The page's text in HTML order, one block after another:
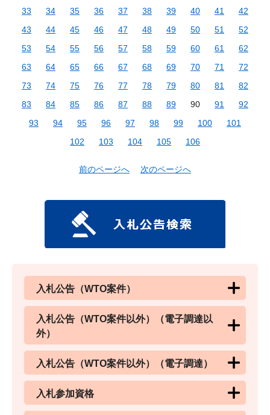
33
34 35 36 37 38 39 40 41
42
43
44 45 46 47 48 49 50 51
52
53
54 55 56 57 58 59 60 61
62
63
64 65 66 67 68 69 70 71
72
73
74 75 76 77 78 79 80 81
82
83
84 85 86 87 88 89 90 91
92
93
94 95 96 97 98 99 100
101
102
103 104 105 106
前のページへ 次のページへ
入札公告（WTO案件）
入札公告（WTO案件以外）（電子調達以
外）
入札公告（WTO案件以外）（電子調達）
入札参加資格